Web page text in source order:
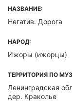
НАЗВАНИЕ:
Негатив: Дорога
НАРОД:
Ижоры (ижорцы)
ТЕРРИТОРИЯ ПО
Ленинградская
дер. Краколье